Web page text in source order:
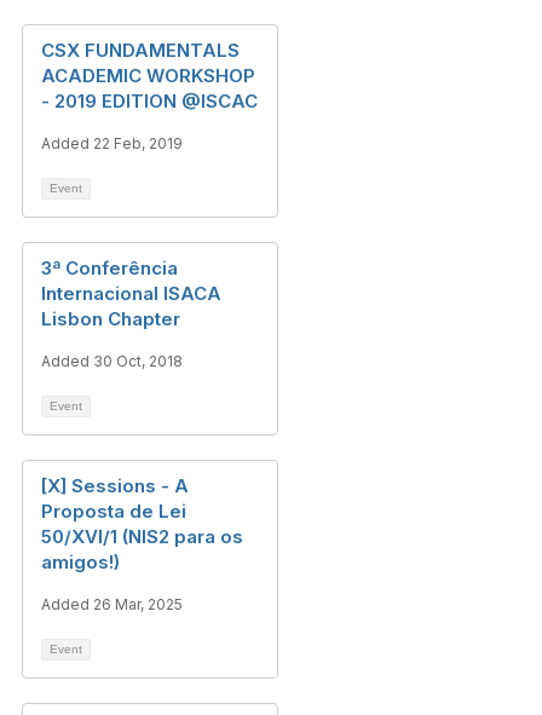
CSX FUNDAMENTALS
ACADEMIC WORKSHOP
- 2019 EDITION @ISCAC
Added 22 Feb, 2019
Event
3ª Conferência
Internacional ISACA
Lisbon Chapter
Added 30 Oct, 2018
Event
[X] Sessions - A
Proposta de Lei
50/XVI/1 (NIS2 para os
amigos!)
Added 26 Mar, 2025
Event